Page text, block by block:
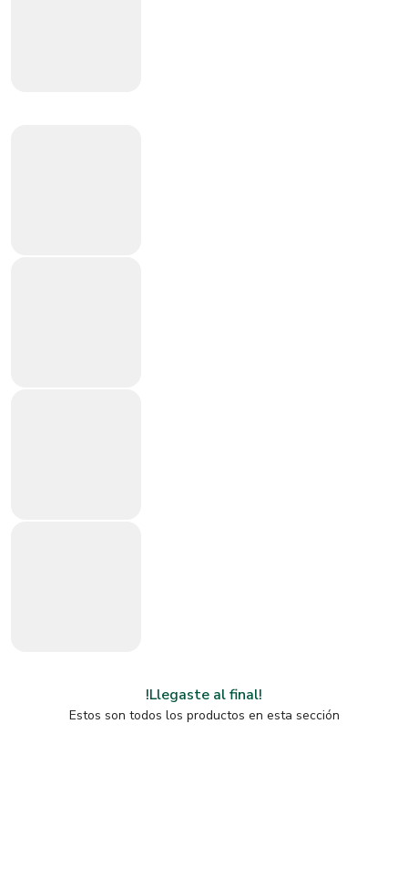
!Llegaste al final!
Estos son todos los productos en esta sección